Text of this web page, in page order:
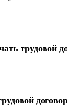
трудовой
договор